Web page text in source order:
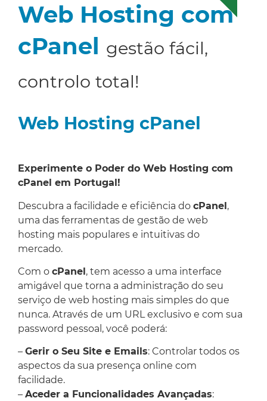
Web Hosting com
cPanel gestão fácil,
controlo total!
Web Hosting cPanel
Experimente o Poder do Web Hosting com
cPanel em Portugal!
Descubra a facilidade e eficiência do cPanel,
uma das ferramentas de gestão de web
hosting mais populares e intuitivas do
mercado.
Com o cPanel, tem acesso a uma interface
amigável que torna a administração do seu
serviço de web hosting mais simples do que
nunca. Através de um URL exclusivo e com sua
password pessoal, você poderá:
– Gerir o Seu Site e Emails: Controlar todos os
aspectos da sua presença online com
facilidade.
– Aceder a Funcionalidades Avançadas: